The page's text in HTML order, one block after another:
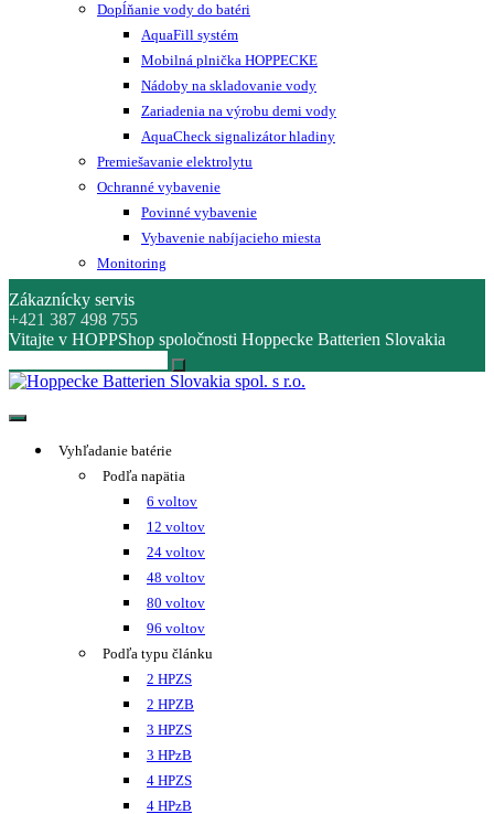
Dopĺňanie vody do batéri
AquaFill systém
Mobilná plnička HOPPECKE
Nádoby na skladovanie vody
Zariadenia na výrobu demi vody
AquaCheck signalizátor hladiny
Premiešavanie elektrolytu
Ochranné vybavenie
Povinné vybavenie
Vybavenie nabíjacieho miesta
Monitoring
Zákaznícky servis
+421 387 498 755
Vitajte v HOPPShop spoločnosti Hoppecke Batterien Slovakia
Hoppecke Batterien Slovakia spol. s r.o.
Online B2B konfigurátor HOPPECKE
Vyhľadanie batérie
Podľa napätia
6 voltov
12 voltov
24 voltov
48 voltov
80 voltov
96 voltov
Podľa typu článku
2 HPZS
2 HPZB
3 HPZS
3 HPzB
4 HPZS
4 HPzB